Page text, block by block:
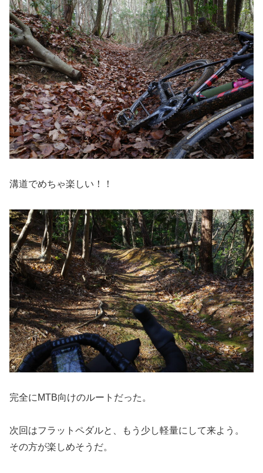
溝道でめちゃ楽しい！！
完全にMTB向けのルートだった。
次回はフラットペダルと、もう少し軽量にして来よう。
その方が楽しめそうだ。